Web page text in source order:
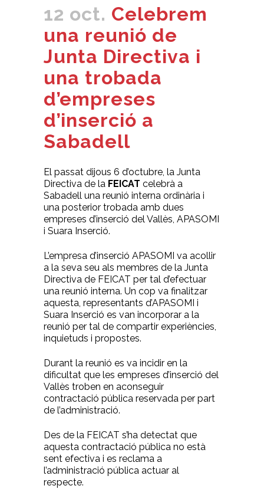
12 oct. Celebrem
una reunió de
Junta Directiva i
una trobada
d’empreses
d’inserció a
Sabadell
El passat dijous 6 d’octubre, la Junta
Directiva de la FEICAT celebrà a
Sabadell una reunió interna ordinària i
una posterior trobada amb dues
empreses d’inserció del Vallès, APASOMI
i Suara Inserció.
L’empresa d’inserció APASOMI va acollir
a la seva seu als membres de la Junta
Directiva de FEICAT per tal d’efectuar
una reunió interna. Un cop va finalitzar
aquesta, representants d’APASOMI i
Suara Inserció es van incorporar a la
reunió per tal de compartir experiències,
inquietuds i propostes.
Durant la reunió es va incidir en la
dificultat que les empreses d’inserció del
Vallès troben en aconseguir
contractació pública reservada per part
de l’administració.
Des de la FEICAT s’ha detectat que
aquesta contractació pública no està
sent efectiva i es reclama a
l’administració pública actuar al
respecte.